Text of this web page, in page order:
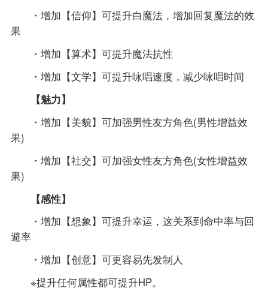
・增加【信仰】可提升白魔法，增加回复魔法的效
果
・增加【算术】可提升魔法抗性
・增加【文学】可提升咏唱速度，减少咏唱时间
【魅力】
・增加【美貌】可加强男性友方角色(男性增益效
果)
・增加【社交】可加强女性友方角色(女性增益效
果)
【感性】
・增加【想象】可提升幸运，这关系到命中率与回
避率
・增加【创意】可更容易先发制人
※提升任何属性都可提升HP。